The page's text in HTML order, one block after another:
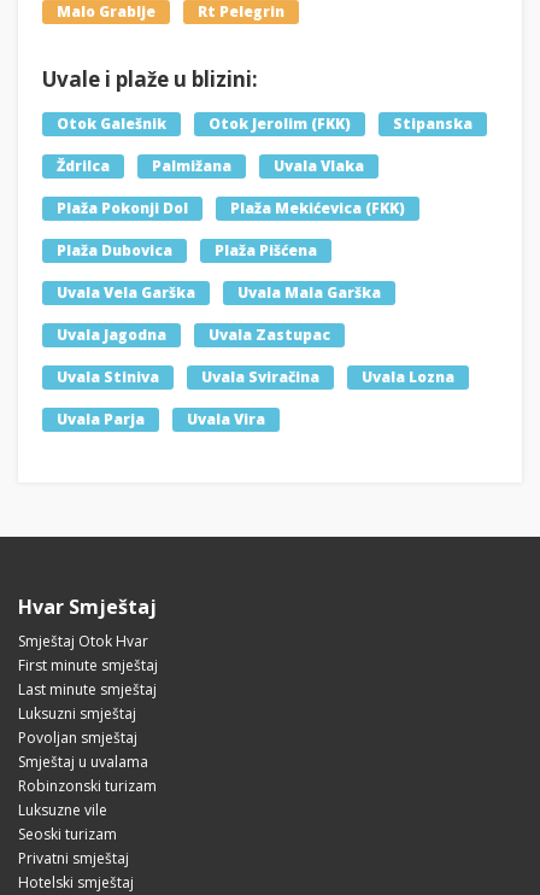
Malo Grablje Rt Pelegrin
Uvale i plaže u blizini:
Otok Galešnik Otok Jerolim (FKK) Stipanska
Ždrilca Palmižana Uvala Vlaka
Plaža Pokonji Dol Plaža Mekićevica (FKK)
Plaža Dubovica Plaža Pišćena
Uvala Vela Garška Uvala Mala Garška
Uvala Jagodna Uvala Zastupac
Uvala Stiniva Uvala Sviračina Uvala Lozna
Uvala Parja Uvala Vira
Hvar Smještaj
Smještaj Otok Hvar
First minute smještaj
Last minute smještaj
Luksuzni smještaj
Povoljan smještaj
Smještaj u uvalama
Robinzonski turizam
Luksuzne vile
Seoski turizam
Privatni smještaj
Hotelski smještaj